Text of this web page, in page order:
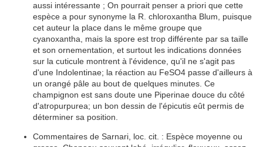
aussi intéressante ; On pourrait penser a priori que cette
espèce a pour synonyme la R. chloroxantha Blum, puisque
cet auteur la place dans le même groupe que
cyanoxantha, mais la spore est trop différente par sa taille
et son ornementation , et surtout les indications données
sur la cuticule montrent à l'évidence, qu'il ne s'agit pas
d'une Indolentinae; la réaction au FeSO4 passe d'ailleurs à
un orangé pâle au bout de quelques minutes. Ce
champignon est sans doute une Piperinae douce du côté
d'atropurpurea; un bon dessin de l'épicutis eût permis de
déterminer sa position.
Commentaires de Sarnari, loc. cit. : Espèce moyenne ou